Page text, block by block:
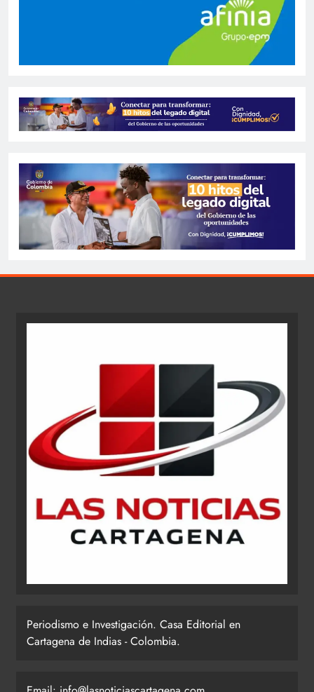
Periodismo e Investigación. Casa Editorial en
Cartagena de Indias - Colombia.